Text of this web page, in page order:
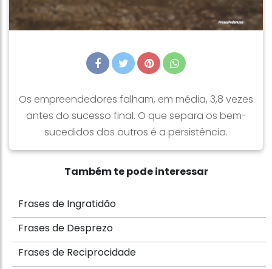
Os empreendedores falham, em média, 3,8 vezes
antes do sucesso final. O que separa os bem-
sucedidos dos outros é a persistência.
Também te pode interessar
Frases de Ingratidão
Frases de Desprezo
Frases de Reciprocidade